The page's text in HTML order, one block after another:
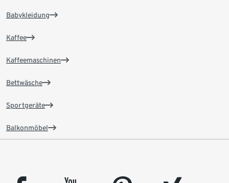
Babykleidung
Kaffee
Kaffeemaschinen
Bettwäsche
Sportgeräte
Balkonmöbel